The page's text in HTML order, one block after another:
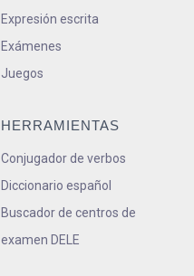
Expresión escrita
Exámenes
Juegos
HERRAMIENTAS
Conjugador de verbos
Diccionario español
Buscador de centros de
examen DELE